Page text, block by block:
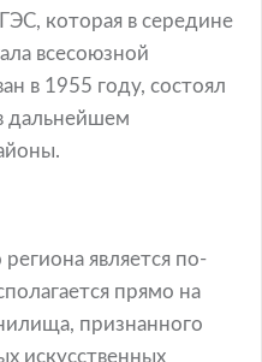
которая в середине
всесоюзной
в 1955 году, состоял
дальнейшем
является по-
прямо на
признанного
искусственных